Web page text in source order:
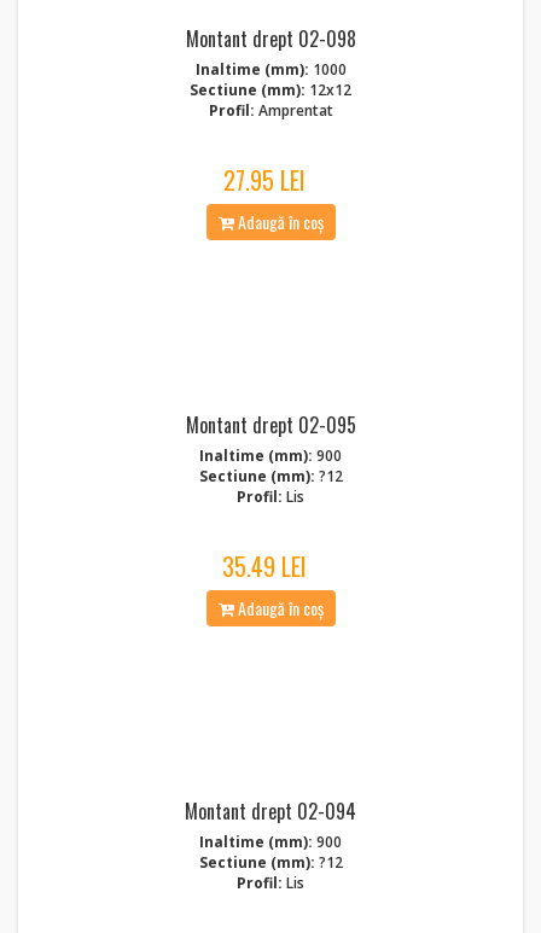
Montant drept 02-098
Inaltime (mm): 1000
Sectiune (mm): 12x12
Profil: Amprentat
27.95 LEI
Adaugă în coș
Montant drept 02-095
Inaltime (mm): 900
Sectiune (mm): ?12
Profil: Lis
35.49 LEI
Adaugă în coș
Montant drept 02-094
Inaltime (mm): 900
Sectiune (mm): ?12
Profil: Lis